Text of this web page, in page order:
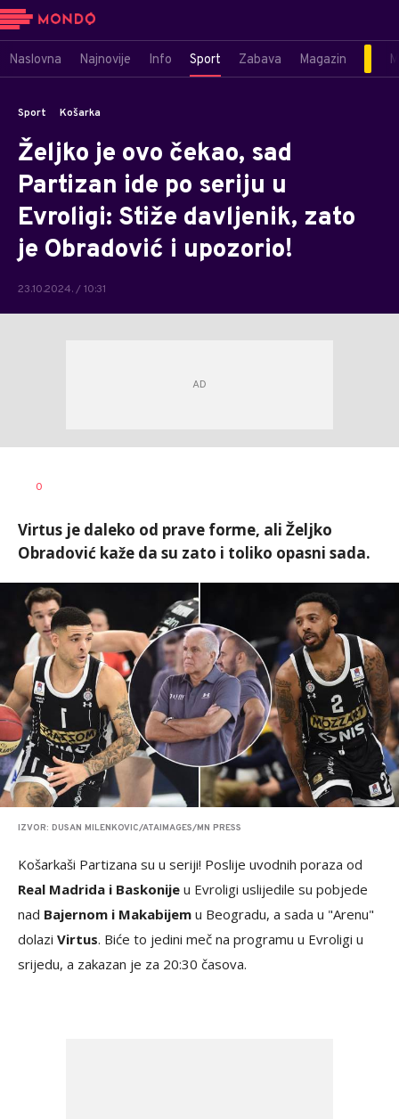
Naslovna Najnovije Info Sport Zabava Magazin
Sport Košarka
Željko je ovo čekao, sad
Partizan ide po seriju u
Evroligi: Stiže davljenik, zato
je Obradović i upozorio!
23.10.2024. / 10:31
AUTOR
0
Virtus je daleko od prave forme, ali Željko
Obradović kaže da su zato i toliko opasni sada.
IZVOR: DUSAN MILENKOVIC/ATAIMAGES/MN PRESS
Košarkaši Partizana su u seriji! Poslije uvodnih poraza od
Real Madrida i Baskonije u Evroligi uslijedile su pobjede
nad Bajernom i Makabijem u Beogradu, a sada u "Arenu"
dolazi Virtus. Biće to jedini meč na programu u Evroligi u
srijedu, a zakazan je za 20:30 časova.